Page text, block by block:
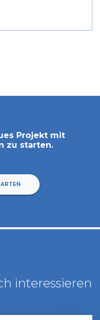
Projekt mit
zu starten.
interessieren